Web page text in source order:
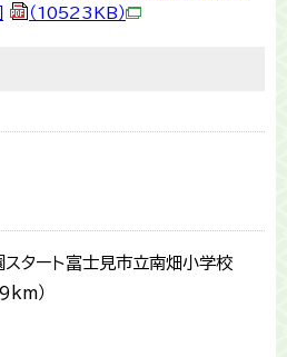
（10523KB）
タート富士見市立南畑小学校
）